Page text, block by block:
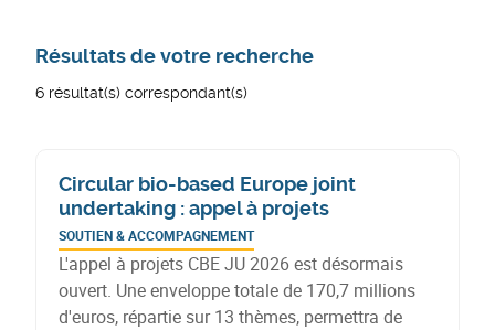
Résultats de votre recherche
6 résultat(s) correspondant(s)
Circular bio-based Europe joint
undertaking : appel à projets
SOUTIEN & ACCOMPAGNEMENT
L'appel à projets CBE JU 2026 est désormais
ouvert. Une enveloppe totale de 170,7 millions
d'euros, répartie sur 13 thèmes, permettra de